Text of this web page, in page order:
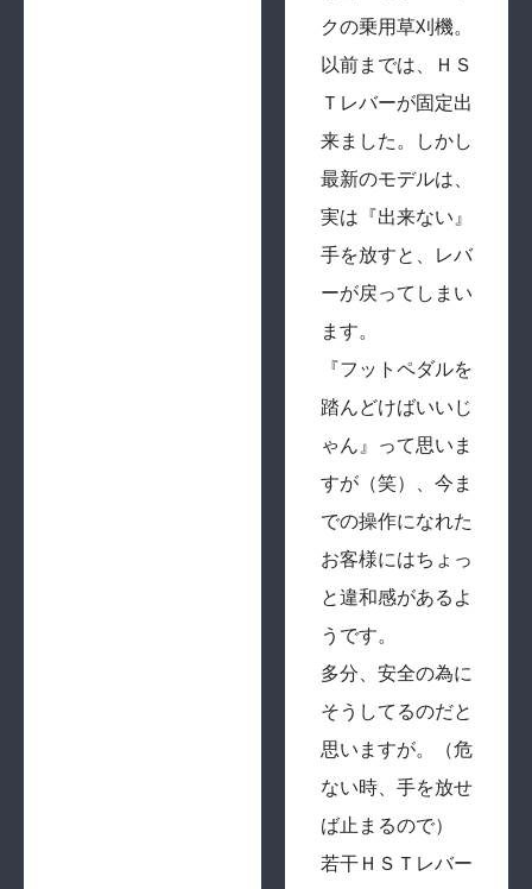
クの乗用草刈機。
以前までは、ＨＳ
Ｔレバーが固定出
来ました。しかし
最新のモデルは、
実は『出来ない』
手を放すと、レバ
ーが戻ってしまい
ます。
『フットペダルを
踏んどけばいいじ
ゃん』って思いま
すが（笑）、今ま
での操作になれた
お客様にはちょっ
と違和感があるよ
うです。
多分、安全の為に
そうしてるのだと
思いますが。（危
ない時、手を放せ
ば止まるので）
若干ＨＳＴレバー